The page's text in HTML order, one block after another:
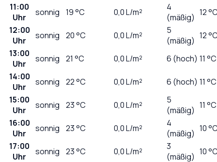
11:00
Uhr
sonnig 19°C 0,0L/m²
4
(mäßig) 12
12:00
Uhr
sonnig 20°C 0,0L/m²
5
(mäßig) 12
13:00
Uhr
sonnig 21 °C 0,0L/m² 6 (hoch) 11 °C
14:00
Uhr
sonnig 22°C 0,0L/m² 6 (hoch) 11 °C
15:00
Uhr
sonnig 23°C 0,0L/m²
5
(mäßig) 11 °C
16:00
Uhr
sonnig 23°C 0,0L/m²
4
(mäßig) 10
17:00
Uhr
sonnig 23°C 0,0L/m²
3
(mäßig) 10